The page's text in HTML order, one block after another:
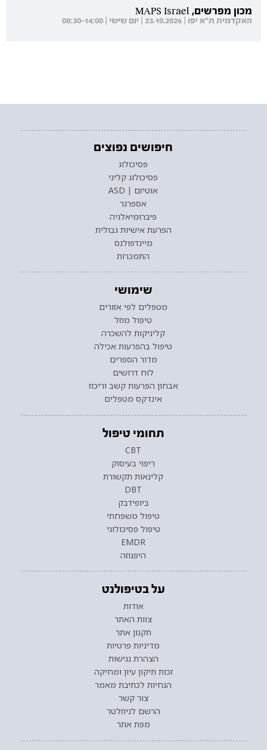
מכון מפרשים, MAPS Israel
האקדמית ת"א יפו | 23.10.2026 | יום שישי | 08:30-14:00
חיפושים נפוצים
פסיכולוג
פסיכולוג קליני
אוטיזם | ASD
אספרגר
פיברומיאלגיה
הפרעת אישיות גבולית
מיינדפולנס
התמכרות
שימושי
מטפלים לפי אזורים
טיפול מוזל
קליניקות להשכרה
טיפול בהפרעות אכילה
מדור הספרים
לוח דרושים
אבחון הפרעות קשב וריכוז
אינדקס מטפלים
תחומי טיפול
CBT
ריפוי בעיסוק
קלינאות תקשורת
DBT
ביופידבק
טיפול משפחתי
טיפול פסיכולוגי
EMDR
היפנוזה
על בטיפולנט
אודות
צוות האתר
תקנון אתר
מדיניות פרטיות
הצהרת נגישות
זכות תיקון עיון ומחיקה
הנחיות לכתיבת מאמר
צור קשר
הרשם לניוזלטר
מפת אתר